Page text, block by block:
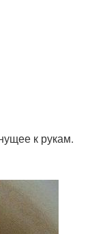
к рукам.